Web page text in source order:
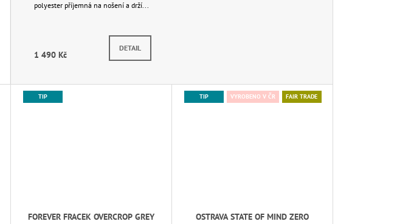
polyester příjemná na nošení a drží...
1 490 Kč
DETAIL
TIP
FOREVER FRACEK OVERCROP GREY
TIP VYROBENO V ČR FAIR TRADE
OSTRAVA STATE OF MIND ZERO